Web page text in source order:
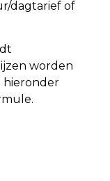
dagtarief of
worden
hieronder